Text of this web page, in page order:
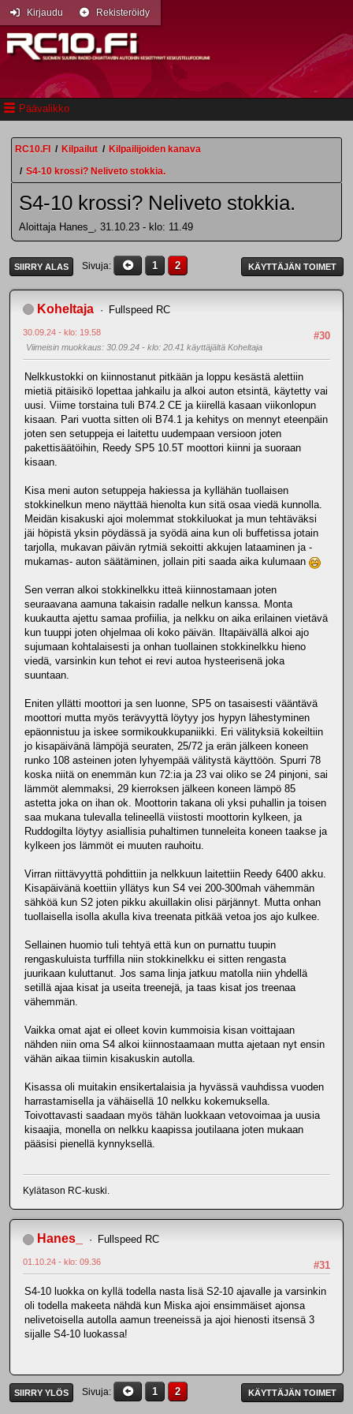
Päävalikko
Kirjaudu Rekisteröidy
RC10.FI / Kilpailut / Kilpailijoiden kanava
/ S4-10 krossi? Neliveto stokkia.
S4-10 krossi? Neliveto stokkia.
Aloittaja Hanes_, 31.10.23 - klo: 11.49
SIIRRY ALAS Sivuja 1 2 KÄYTTÄJÄN TOIMET
Koheltaja Fullspeed RC
#30
30.09.24 - klo: 19.58
Viimeisin muokkaus: 30.09.24 - klo: 20.41 käyttäjältä Koheltaja
Nelkkustokki on kiinnostanut pitkään ja loppu kesästä alettiin
mietiä pitäisikö lopettaa jahkailu ja alkoi auton etsintä, käytetty vai
uusi. Viime torstaina tuli B74.2 CE ja kiirellä kasaan viikonlopun
kisaan. Pari vuotta sitten oli B74.1 ja kehitys on mennyt eteenpäin
joten sen setuppeja ei laitettu uudempaan versioon joten
pakettisäätöihin, Reedy SP5 10.5T moottori kiinni ja suoraan
kisaan.
Kisa meni auton setuppeja hakiessa ja kyllähän tuollaisen
stokkinelkun meno näyttää hienolta kun sitä osaa viedä kunnolla.
Meidän kisakuski ajoi molemmat stokkiluokat ja mun tehtäväksi
jäi höpistä yksin pöydässä ja syödä aina kun oli buffetissa jotain
tarjolla, mukavan päivän rytmiä sekoitti akkujen lataaminen ja -
mukamas- auton säätäminen, jollain piti saada aika kulumaan
Sen verran alkoi stokkinelkku itteä kiinnostamaan joten
seuraavana aamuna takaisin radalle nelkun kanssa. Monta
kuukautta ajettu samaa profiilia, ja nelkku on aika erilainen vietävä
kun tuuppi joten ohjelmaa oli koko päivän. Iltapäivällä alkoi ajo
sujumaan kohtalaisesti ja onhan tuollainen stokkinelkku hieno
viedä, varsinkin kun tehot ei revi autoa hysteerisenä joka
suuntaan.
Eniten yllätti moottori ja sen luonne, SP5 on tasaisesti vääntävä
moottori mutta myös terävyyttä löytyy jos hypyn lähestyminen
epäonnistuu ja iskee sormikoukkupaniikki. Eri välityksiä kokeiltiin
jo kisapäivänä lämpöjä seuraten, 25/72 ja erän jälkeen koneen
runko 108 asteinen joten lyhyempää välitystä käyttöön. Spurri 78
koska niitä on enemmän kun 72:ia ja 23 vai oliko se 24 pinjoni, sai
lämmöt alemmaksi, 29 kierroksen jälkeen koneen lämpö 85
astetta joka on ihan ok. Moottorin takana oli yksi puhallin ja toisen
saa mukana tulevalla telineellä viistosti moottorin kylkeen, ja
Ruddogilta löytyy asiallisia puhaltimen tunneleita koneen taakse ja
kylkeen jos lämmöt ei muuten rauhoitu.
Virran riittävyyttä pohdittiin ja nelkkuun laitettiin Reedy 6400 akku.
Kisapäivänä koettiin yllätys kun S4 vei 200-300mah vähemmän
sähköä kun S2 joten pikku akuillakin olisi pärjännyt. Mutta onhan
tuollaisella isolla akulla kiva treenata pitkää vetoa jos ajo kulkee.
Sellainen huomio tuli tehtyä että kun on purnattu tuupin
rengaskuluista turffilla niin stokkinelkku ei sitten rengasta
juurikaan kuluttanut. Jos sama linja jatkuu matolla niin yhdellä
setillä ajaa kisat ja useita treenejä, ja taas kisat jos treenaa
vähemmän.
Vaikka omat ajat ei olleet kovin kummoisia kisan voittajaan
nähden niin oma S4 alkoi kiinnostaamaan mutta ajetaan nyt ensin
vähän aikaa tiimin kisakuskin autolla.
Kisassa oli muitakin ensikertalaisia ja hyvässä vauhdissa vuoden
harrastamisella ja vähäisellä 10 nelkku kokemuksella.
Toivottavasti saadaan myös tähän luokkaan vetovoimaa ja uusia
kisaajia, monella on nelkku kaapissa joutilaana joten mukaan
pääsisi pienellä kynnyksellä.
Kylätason RC-kuski.
Hanes_ Fullspeed RC
#31
01.10.24 - klo: 09.36
S4-10 luokka on kyllä todella nasta lisä S2-10 ajavalle ja varsinkin
oli todella makeeta nähdä kun Miska ajoi ensimmäiset ajonsa
nelivetoisella autolla aamun treeneissä ja ajoi hienosti itsensä 3
sijalle S4-10 luokassa!
SIIRRY YLÖS Sivuja 1 2 KÄYTTÄJÄN TOIMET